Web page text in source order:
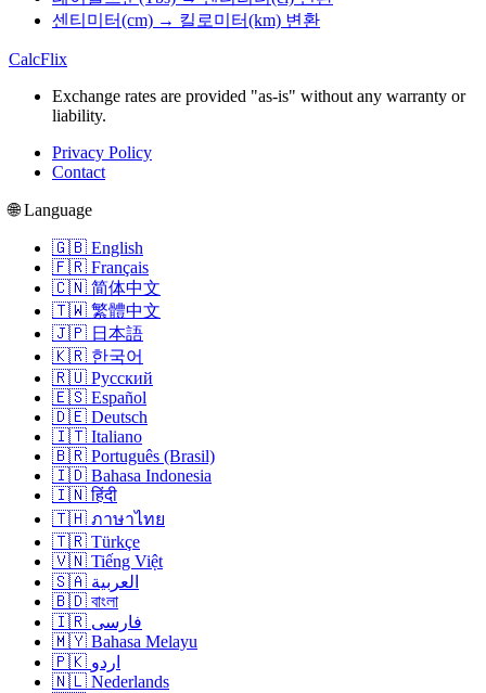
센티미터(cm) → 킬로미터(km) 변환
CalcFlix
Exchange rates are provided "as-is" without any warranty or
liability.
Privacy Policy
Contact
🌐 Language
🇬🇧 English
🇫🇷 Français
🇨🇳 简体中文
🇹🇼 繁體中文
🇯🇵 日本語
🇰🇷 한국어
🇷🇺 Русский
🇪🇸 Español
🇩🇪 Deutsch
🇮🇹 Italiano
🇧🇷 Português (Brasil)
🇮🇩 Bahasa Indonesia
🇮🇳 हिंदी
🇹🇭 ภาษาไทย
🇹🇷 Türkçe
🇻🇳 Tiếng Việt
🇸🇦 العربية
🇧🇩 বাংলা
🇮🇷 فارسی
🇲🇾 Bahasa Melayu
🇵🇰 اردو
🇳🇱 Nederlands